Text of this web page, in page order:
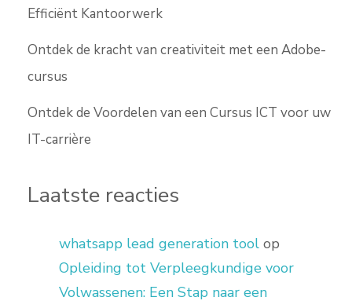
Efficiënt Kantoorwerk
Ontdek de kracht van creativiteit met een Adobe-
cursus
Ontdek de Voordelen van een Cursus ICT voor uw
IT-carrière
Laatste reacties
whatsapp lead generation tool op
Opleiding tot Verpleegkundige voor
Volwassenen: Een Stap naar een